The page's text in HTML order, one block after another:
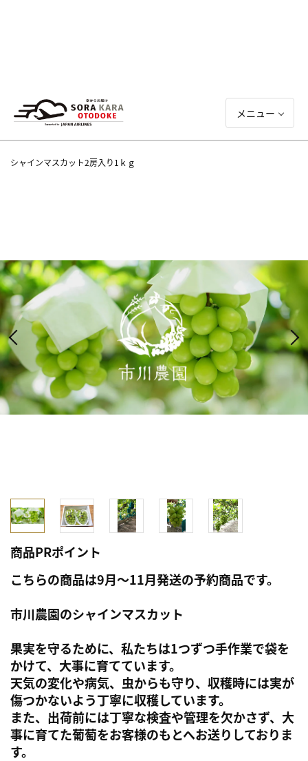
メニュー
シャインマスカット2房入り1ｋｇ
商品PRポイント
こちらの商品は9月～11月発送の予約商品です。
市川農園のシャインマスカット
果実を守るために、私たちは1つずつ手作業で袋を
かけて、大事に育てています。
天気の変化や病気、虫からも守り、収穫時には実が
傷つかないよう丁寧に収穫しています。
また、出荷前には丁寧な検査や管理を欠かさず、大
事に育てた葡萄をお客様のもとへお送りしておりま
す。